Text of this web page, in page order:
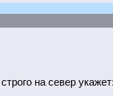
на север